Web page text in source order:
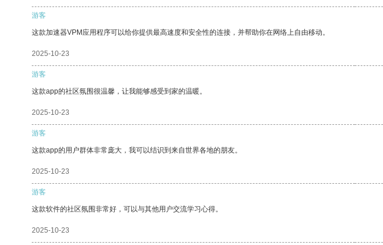
游客
这款加速器VPM应用程序可以给你提供最高速度和安全性的连接，并帮助你在网络上自由移动。
2025-10-23
游客
这款app的社区氛围很温馨，让我能够感受到家的温暖。
2025-10-23
游客
这款app的用户群体非常庞大，我可以结识到来自世界各地的朋友。
2025-10-23
游客
这款软件的社区氛围非常好，可以与其他用户交流学习心得。
2025-10-23